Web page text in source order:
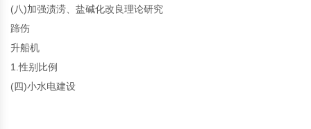
(八)加强渍涝、盐碱化改良理论研究
蹄伤
升船机
1.性别比例
(四)小水电建设